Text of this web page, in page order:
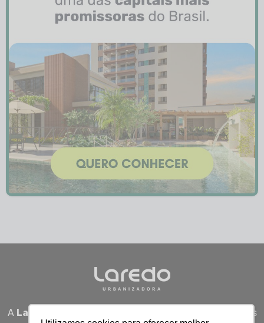
A Laredo Urbanizadora
desenvolve empreendimentos